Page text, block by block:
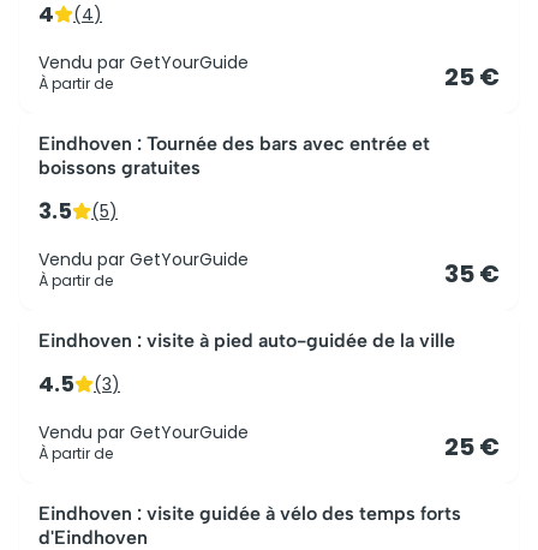
4 (4)
Vendu par GetYourGuide
À partir de 25 €
Eindhoven : Tournée des bars avec entrée et
boissons gratuites
3.5 (5)
Vendu par GetYourGuide
À partir de 35 €
Eindhoven : visite à pied auto-guidée de la ville
4.5 (3)
Vendu par GetYourGuide
À partir de 25 €
Eindhoven : visite guidée à vélo des temps forts
d'Eindhoven